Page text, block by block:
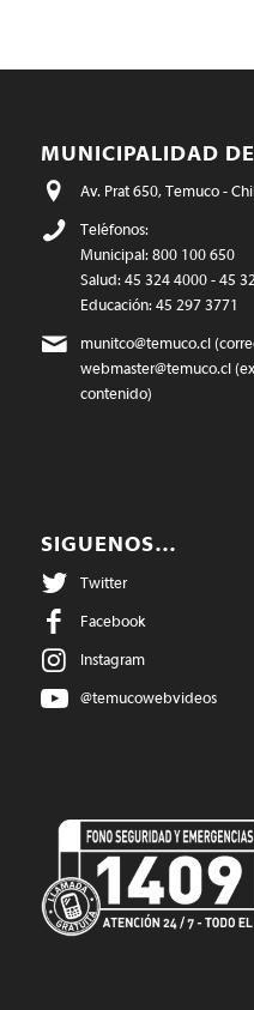
MUNICIPALIDAD
Av. Prat 650, Temuco -
Teléfonos:
Municipal: 800 100 650
Salud: 45 324 4000 - 45
Educación: 45 297 3771
munitco@temuco.cl
webmaster@temuco.cl
contenido)
SIGUENOS…
Twitter
Facebook
Instagram
@temucowebvideos